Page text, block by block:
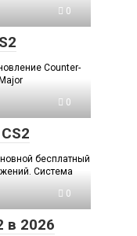
0
Counter-
0
бесплатный
Система
0
в 2026